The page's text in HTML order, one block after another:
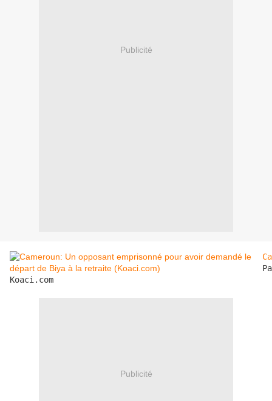
Publicité
Publicité